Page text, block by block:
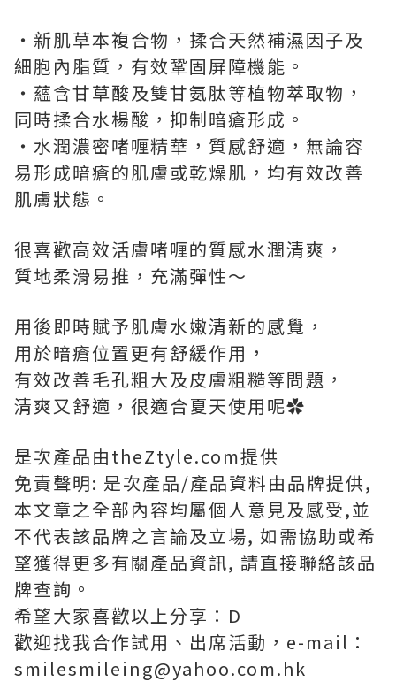
‧新肌草本複合物，揉合天然補濕因子及
細胞內脂質，有效鞏固屏障機能。
‧蘊含甘草酸及雙甘氨肽等植物萃取物，
同時揉合水楊酸，抑制暗瘡形成。
‧水潤濃密啫喱精華，質感舒適，無論容
易形成暗瘡的肌膚或乾燥肌，均有效改善
肌膚狀態。
很喜歡高效活膚啫喱的質感水潤清爽，
質地柔滑易推，充滿彈性～
用後即時賦予肌膚水嫩清新的感覺，
用於暗瘡位置更有舒緩作用，
有效改善毛孔粗大及皮膚粗糙等問題，
清爽又舒適，很適合夏天使用呢✿
是次產品由theZtyle.com提供
免責聲明: 是次產品/產品資料由品牌提供,
本文章之全部內容均屬個人意見及感受,並
不代表該品牌之言論及立場, 如需協助或希
望獲得更多有關產品資訊, 請直接聯絡該品
牌查詢。
希望大家喜歡以上分享：D
歡迎找我合作試用、出席活動，e-mail：
smilesmileing@yahoo.com.hk